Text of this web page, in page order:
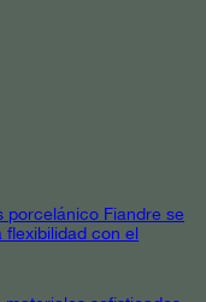
porcelánico Fiandre se
flexibilidad con el